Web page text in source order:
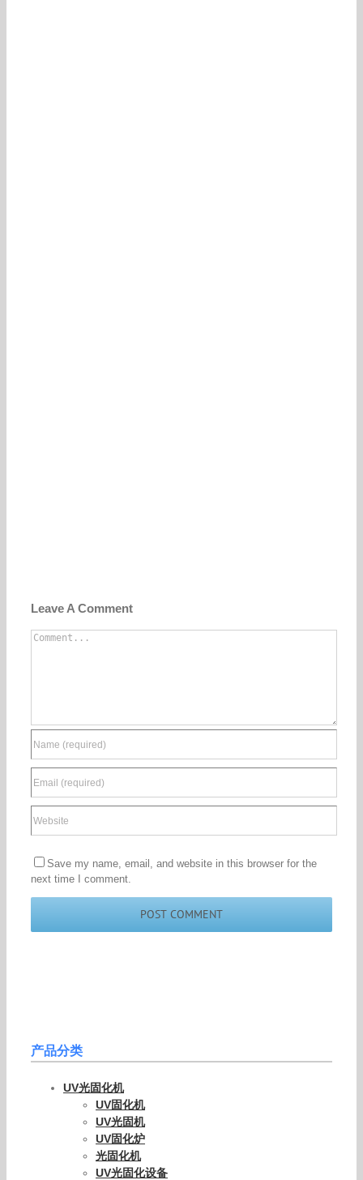
Leave A Comment
Comment
Save my name, email, and website in this browser for the
next time I comment.
产品分类
UV光固化机
UV固化机
UV光固机
UV固化炉
光固化机
UV光固化设备